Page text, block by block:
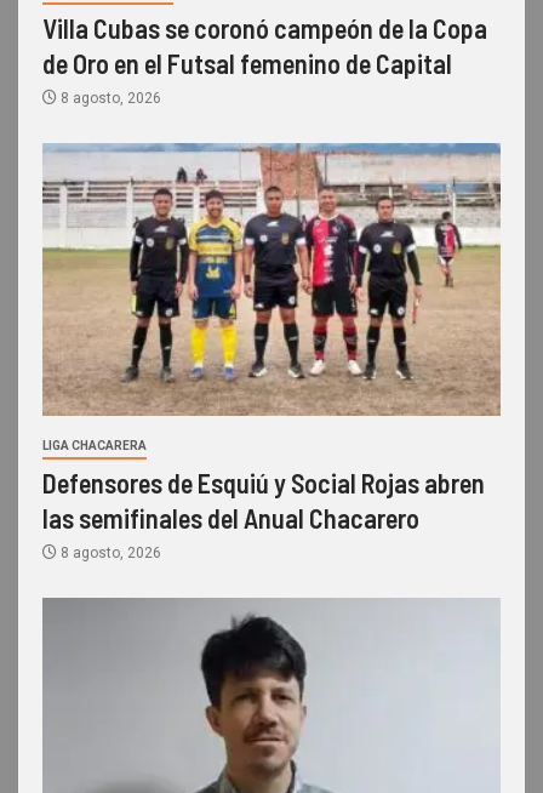
Villa Cubas se coronó campeón de la Copa
de Oro en el Futsal femenino de Capital
8 agosto, 2026
LIGA CHACARERA
Defensores de Esquiú y Social Rojas abren
las semifinales del Anual Chacarero
8 agosto, 2026